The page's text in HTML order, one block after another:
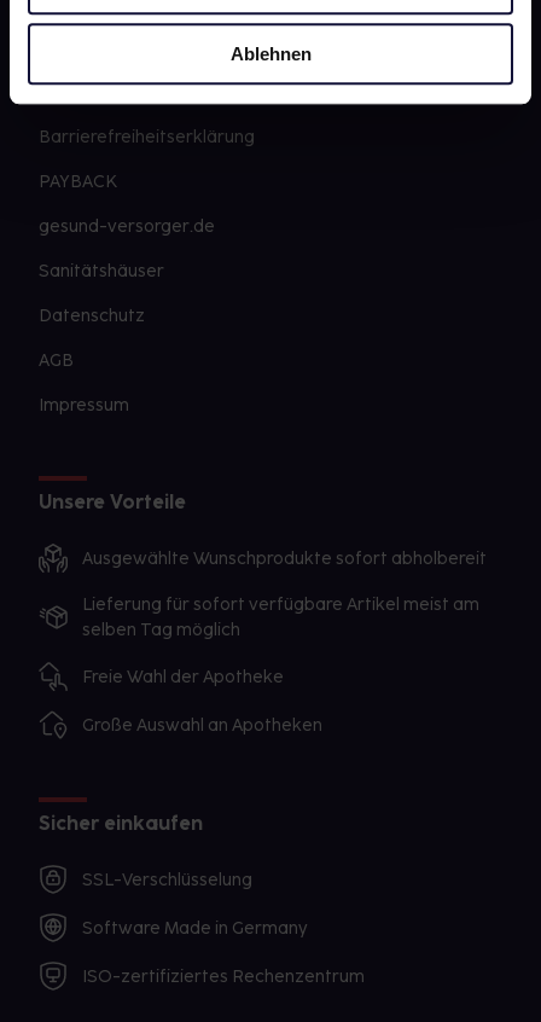
Ablehnen
Newsletter
Barrierefreiheitserklärung
PAYBACK
gesund-versorger.de
Sanitätshäuser
Datenschutz
AGB
Impressum
Unsere Vorteile
Ausgewählte Wunschprodukte sofort abholbereit
Lieferung für sofort verfügbare Artikel meist am
selben Tag möglich
Freie Wahl der Apotheke
Große Auswahl an Apotheken
Sicher einkaufen
SSL-Verschlüsselung
Software Made in Germany
ISO-zertifiziertes Rechenzentrum